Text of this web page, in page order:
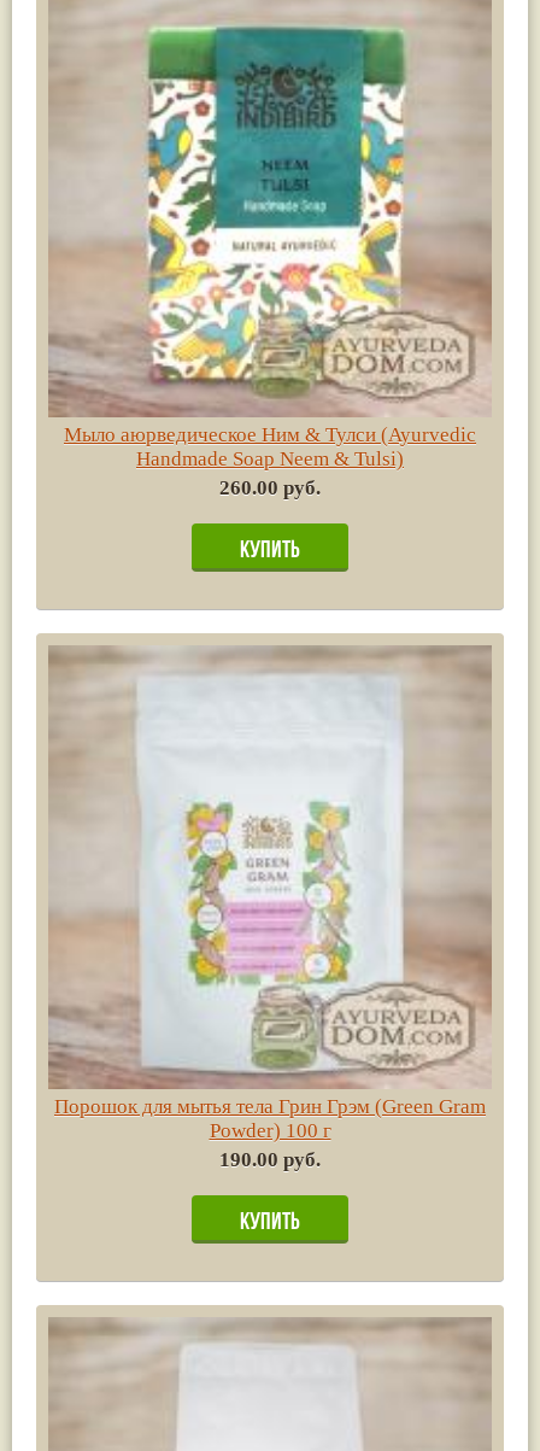
Мыло аюрведическое Ним & Тулси (Ayurvedic
Handmade Soap Neem & Tulsi)
260.00 руб.
Порошок для мытья тела Грин Грэм (Green Gram
Powder) 100 г
190.00 руб.